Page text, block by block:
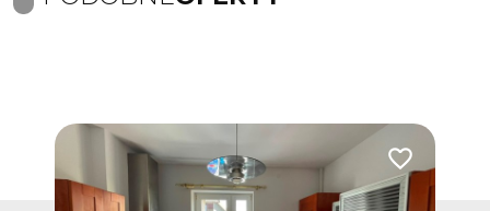
Dodaj do